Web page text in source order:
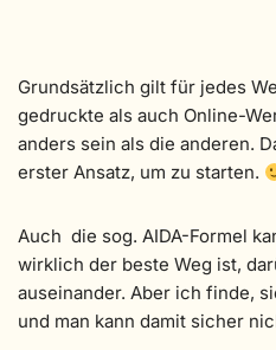
Grundsätzlich gilt für jedes
gedruckte als auch Online-
anders sein als die anderen.
erster Ansatz, um zu starten.
Auch die sog. AIDA-Formel
wirklich der beste Weg ist,
auseinander. Aber ich finde,
und man kann damit sicher